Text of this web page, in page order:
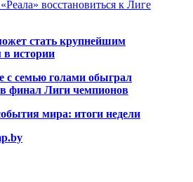
восстановиться к Лиге
стать крупнейшим
истории
с семью голами обыграл
финал Лиги чемпионов
мира: итоги недели